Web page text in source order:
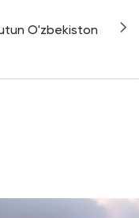
O'zbekiston